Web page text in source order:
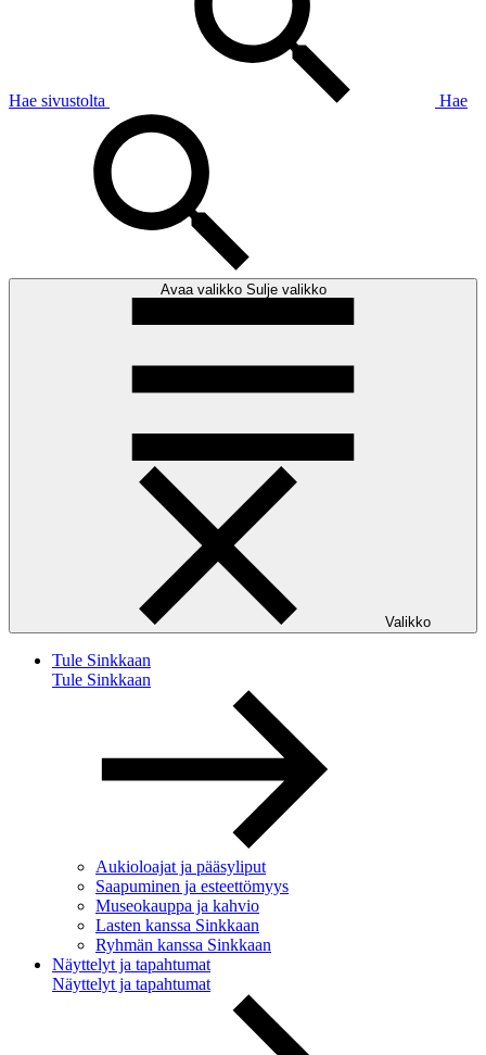
Hae sivustolta Hae
Avaa valikko Sulje valikko
Valikko
Tule Sinkkaan
Tule Sinkkaan
Aukioloajat ja pääsyliput
Saapuminen ja esteettömyys
Museokauppa ja kahvio
Lasten kanssa Sinkkaan
Ryhmän kanssa Sinkkaan
Näyttelyt ja tapahtumat
Näyttelyt ja tapahtumat